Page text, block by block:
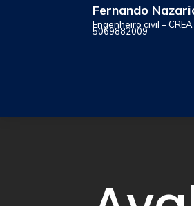
Fernando
Engenheiro civil – CREA
5069882009